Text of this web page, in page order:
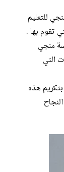
مؤسسة منجي للتعليم
تقوم بها .
منجي
التي
هذه